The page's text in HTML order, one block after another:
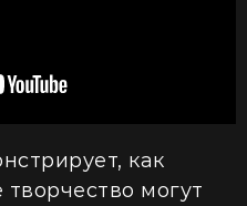
как
могут